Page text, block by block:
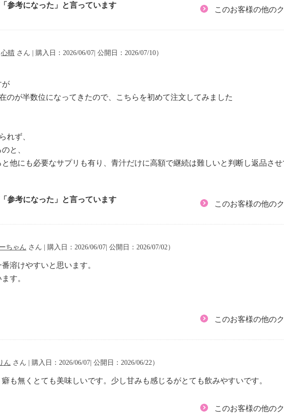
参考になった」と言っています
このお客様の他の
心晴 さん | 購入日：2026/06/07| 公開日：2026/07/10）
が
のが半数位になってきたので、こちらを初めて注文してみました
れず、
と、
他にも必要なサプリも有り、青汁だけに高額で継続は難しいと判断し返品さ
参考になった」と言っています
このお客様の他の
ちゃん さん | 購入日：2026/06/07| 公開日：2026/07/02）
溶けやすいと思います。
す。
このお客様の他の
ん さん | 購入日：2026/06/07| 公開日：2026/06/22）
も無くとても美味しいです。少し甘みも感じるがとても飲みやすいです。
このお客様の他の